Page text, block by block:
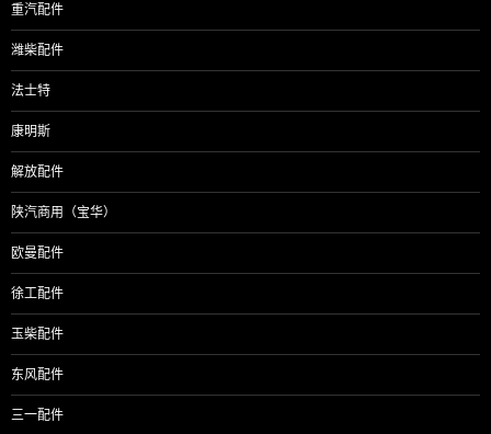
重汽配件
潍柴配件
法士特
康明斯
解放配件
陕汽商用（宝华）
欧曼配件
徐工配件
玉柴配件
东风配件
三一配件